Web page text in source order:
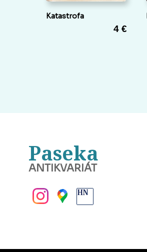
Katastrofa
4 €
Paseka
ANTIKVARIÁT